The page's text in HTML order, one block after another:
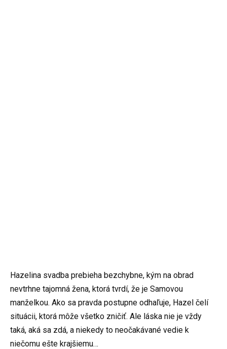
Hazelina svadba prebieha bezchybne, kým na obrad
nevtrhne tajomná žena, ktorá tvrdí, že je Samovou
manželkou. Ako sa pravda postupne odhaľuje, Hazel čelí
situácii, ktorá môže všetko zničiť. Ale láska nie je vždy
taká, aká sa zdá, a niekedy to neočakávané vedie k
niečomu ešte krajšiemu…